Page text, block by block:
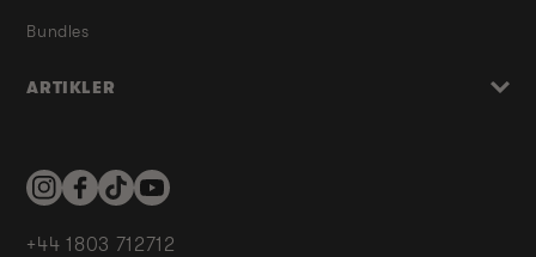
Bundles
ARTIKLER
InstagramFacebookTikTokYouTube
+44 1803 712712